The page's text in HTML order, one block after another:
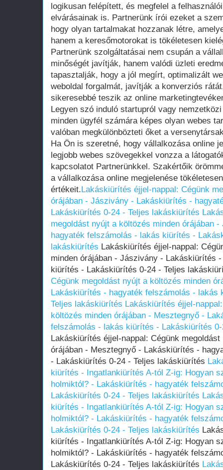
logikusan felépített, és megfelel a
elvárásainak is. Partnerünk írói ezeket a
hogy olyan tartalmakat hozzanak létre,
hanem a keresőmotorokat is tökéletesen
Partnerünk szolgáltatásai nem csupán a
minőségét javítják, hanem valódi üzleti
tapasztalják, hogy a jól megírt, optimalizált
weboldal forgalmát, javítják a konverziós
sikeresebbé teszik az online
Legyen szó induló startupról vagy
minden ügyfél számára képes olyan webes
valóban megkülönbözteti őket a
Ha Ön is szeretné, hogy vállalkozása online
legjobb webes szövegekkel vonzza a
kapcsolatot Partnerünkkel. Szakértőik
a vállalkozása online megjelenése
értékeit.Lakáskiürítés éjjel-nappal: Cégünk
órájában - Jászivány - Lakáskiürítés -
Lakáskiürítés 0-24 - Teljes lakáskiürítés
megoldást nyújt a költözés minden órájában
hagyaték felszámolás - lakás kiürítés -
lakáskiürítés Lakáskiürítés éjjel-nappal:
minden órájában - Jászivány - Lakáskiürítés
kiürítés - Lakáskiürítés 0-24 - Teljes
Cégünk megoldást nyújt a költözés minden
Lakáskiürítés - hagyaték felszámolás -
Teljes lakáskiürítés Lakáskiürítés éjjel-
költözés minden órájában - Mesztegnyő -
felszámolás - lakás kiürítés - Lakáskiürítés
Lakáskiürítés éjjel-nappal: Cégünk
órájában - Mesztegnyő - Lakáskiürítés -
- Lakáskiürítés 0-24 - Teljes lakáskiürítés
kiürítés - Ingatlankiürítés A-tól Z-ig: Hogyan
holmiktól? - Lakáskiürítés - hagyaték
Lakáskiürítés 0-24 - Teljes lakáskiürítés
kiürítés - Ingatlankiürítés A-tól Z-ig: Hogyan
holmiktól? - Lakáskiürítés - hagyaték
Lakáskiürítés 0-24 - Teljes lakáskiürítés
kiürítés - Ingatlankiürítés A-tól Z-ig: Hogyan
holmiktól? - Lakáskiürítés - hagyaték
Lakáskiürítés 0-24 - Teljes lakáskiürítés